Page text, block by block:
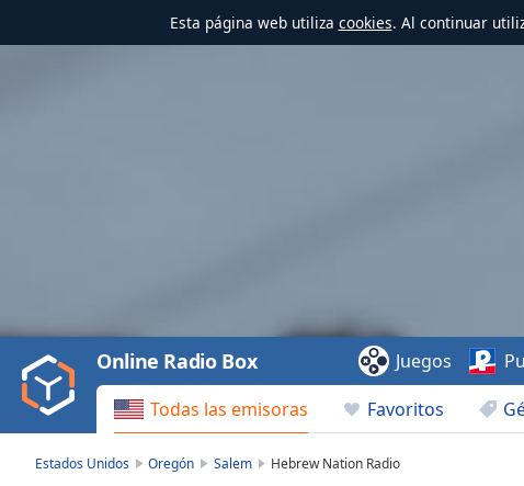
Esta página web utiliza cookies. Al continuar
Video
Play
Backward
Skip
Todas las emisoras Favoritos
Online Radio Box Juegos
Estados Unidos Oregón Salem Hebrew Nation Radio